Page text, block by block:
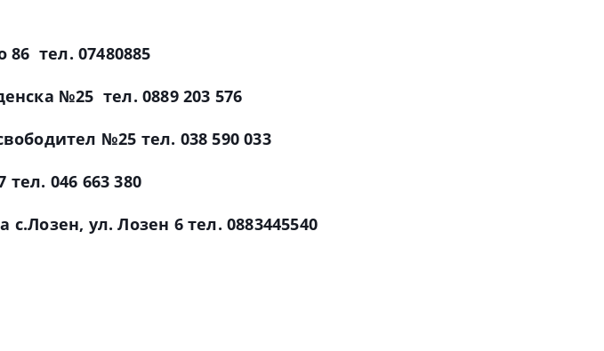
тел. 07480885
№25 тел. 0889 203 576
№25 тел. 038 590 033
046 663 380
ул. Лозен 6 тел. 0883445540